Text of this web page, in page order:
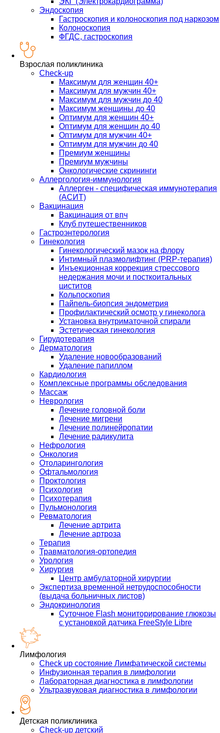
Эндоскопия
Гастроскопия и колоноскопия под наркозом
Колоноскопия
ФГДС, гастроскопия
Взрослая поликлиника
Check-up
Максимум для женщин 40+
Максимум для мужчин 40+
Максимум для мужчин до 40
Максимум женщины до 40
Оптимум для женщин 40+
Оптимум для женщин до 40
Оптимум для мужчин 40+
Оптимум для мужчин до 40
Премиум женщины
Премиум мужчины
Онкологические скрининги
Аллергология-иммунология
Аллерген - специфическая иммунотерапия
(АСИТ)
Вакцинация
Вакцинация от впч
Клуб путешественников
Гастроэнтерология
Гинекология
Гинекологический мазок на флору
Интимный плазмолифтинг (PRP-терапия)
Инъекционная коррекция стрессового
недержания мочи и посткоитальных
циститов
Кольпоскопия
Пайпель-биопсия эндометрия
Профилактический осмотр у гинеколога
Установка внутриматочной спирали
Эстетическая гинекология
Гирудотерапия
Дерматология
Удаление новообразований
Удаление папиллом
Кардиология
Комплексные программы обследования
Массаж
Неврология
Лечение головной боли
Лечение мигрени
Лечение полинейропатии
Лечение радикулита
Нефрология
Онкология
Отоларингология
Офтальмология
Проктология
Психология
Психотерапия
Пульмонология
Ревматология
Лечение артрита
Лечение артроза
Терапия
Травматология-ортопедия
Урология
Хирургия
Центр амбулаторной хирургии
Экспертиза временной нетрудоспособности
(выдача больничных листов)
Эндокринология
Суточное Flash мониторирование глюкозы
с установкой датчика FreeStyle Libre
Лимфология
Check up состояние Лимфатической системы
Инфузионная терапия в лимфологии
Лабораторная диагностика в лимфологии
Ультразвуковая диагностика в лимфологии
Детская поликлиника
Check-up детский